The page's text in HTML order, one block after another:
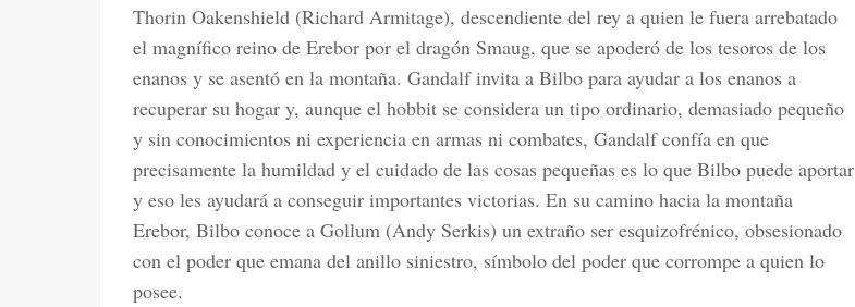
Thorin Oakenshield (Richard Armitage), descendiente del rey a quien le fuera arrebatado
el magnífico reino de Erebor por el dragón Smaug, que se apoderó de los tesoros de los
enanos y se asentó en la montaña. Gandalf invita a Bilbo para ayudar a los enanos a
recuperar su hogar y, aunque el hobbit se considera un tipo ordinario, demasiado pequeño
y sin conocimientos ni experiencia en armas ni combates, Gandalf confía en que
precisamente la humildad y el cuidado de las cosas pequeñas es lo que Bilbo puede aportar
y eso les ayudará a conseguir importantes victorias. En su camino hacia la montaña
Erebor, Bilbo conoce a Gollum (Andy Serkis) un extraño ser esquizofrénico, obsesionado
con el poder que emana del anillo siniestro, símbolo del poder que corrompe a quien lo
posee.